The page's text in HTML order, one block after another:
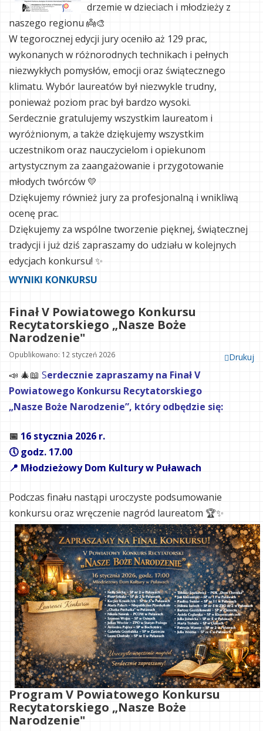
drzemie w dzieciach i młodzieży z
naszego regionu 👼🎨
W tegorocznej edycji jury oceniło aż 129 prac,
wykonanych w różnorodnych technikach i pełnych
niezwykłych pomysłów, emocji oraz świątecznego
klimatu. Wybór laureatów był niezwykle trudny,
ponieważ poziom prac był bardzo wysoki.
Serdecznie gratulujemy wszystkim laureatom i
wyróżnionym, a także dziękujemy wszystkim
uczestnikom oraz nauczycielom i opiekunom
artystycznym za zaangażowanie i przygotowanie
młodych twórców 💛
Dziękujemy również jury za profesjonalną i wnikliwą
ocenę prac.
Dziękujemy za wspólne tworzenie pięknej, świątecznej
tradycji i już dziś zapraszamy do udziału w kolejnych
edycjach konkursu! ✨
WYNIKI KONKURSU
Finał V Powiatowego Konkursu
Recytatorskiego „Nasze Boże
Narodzenie"
Drukuj
Opublikowano: 12 styczeń 2026
📣 🎄📖 Serdecznie zapraszamy na Finał V
Powiatowego Konkursu Recytatorskiego
„Nasze Boże Narodzenie”, który odbędzie się:
📅 16 stycznia 2026 r.
🕔 godz. 17.00
📍 Młodzieżowy Dom Kultury w Puławach
Podczas finału nastąpi uroczyste podsumowanie
konkursu oraz wręczenie nagród laureatom 🏆✨
Program V Powiatowego Konkursu
Recytatorskiego „Nasze Boże
Narodzenie"